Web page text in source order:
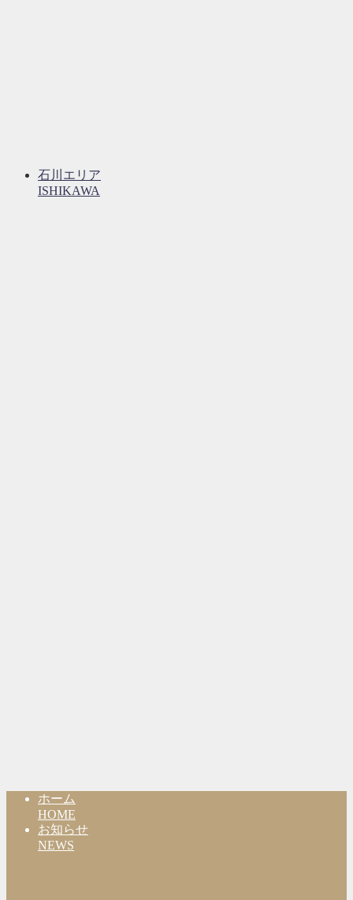
石川エリア
ISHIKAWA
ホーム
HOME
お知らせ
NEWS